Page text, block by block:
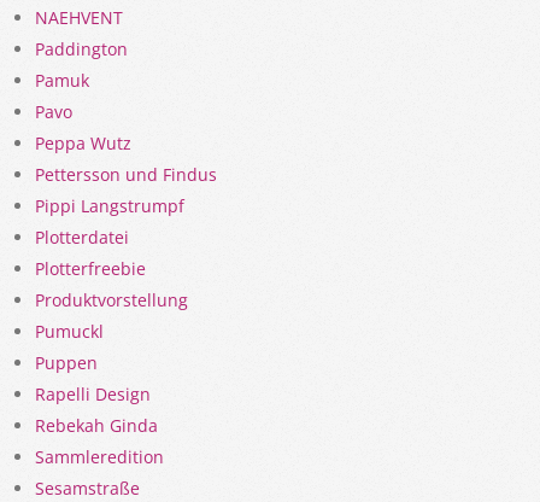
NAEHVENT
Paddington
Pamuk
Pavo
Peppa Wutz
Pettersson und Findus
Pippi Langstrumpf
Plotterdatei
Plotterfreebie
Produktvorstellung
Pumuckl
Puppen
Rapelli Design
Rebekah Ginda
Sammleredition
Sesamstraße